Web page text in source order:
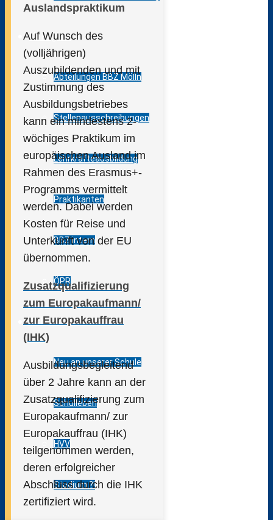
Kollegium
Abteilungen BBZ Mölln
Stellenausschreibungen
Lehrkräfteausbildung
Praktikanten
BBZ intern
ÖPR
SchülerInnen
Neu an unserer Schule
Schulleben
HVV
Studium ?!
Auslandspraktikum
Auf Wunsch des
(volljährigen)
Auszubildenden und mit
Zustimmung des
Ausbildungsbetriebes
kann ein mindestens 2-
wöchiges Praktikum im
europäischen Ausland im
Rahmen des Erasmus+-
Programms vermittelt
werden. Dabei werden
Kosten für Reise und
Unterkunft von der EU
übernommen.
Zusatzqualifizierung
zum Europakaufmann/
zur Europakauffrau
(IHK)
Ausbildungsbegleitend
über 2 Jahre kann an der
Zusatzqualifizierung zum
Europakaufmann/ zur
Europakauffrau (IHK)
teilgenommen werden,
deren erfolgreicher
Abschluss durch die IHK
zertifiziert wird.